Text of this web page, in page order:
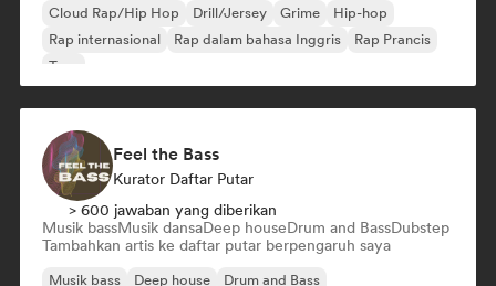
Cloud Rap/Hip Hop Drill/Jersey Grime
Hip-hop
Rap internasional
Rap dalam bahasa Inggris
Rap Prancis
Trap
Feel the Bass
Kurator Daftar Putar
> 600 jawaban yang diberikan
Musik bassMusik dansaDeep houseDrum and BassDubstep
Tambahkan artis ke daftar putar berpengaruh saya
Musik bass Deep house
Drum and Bass